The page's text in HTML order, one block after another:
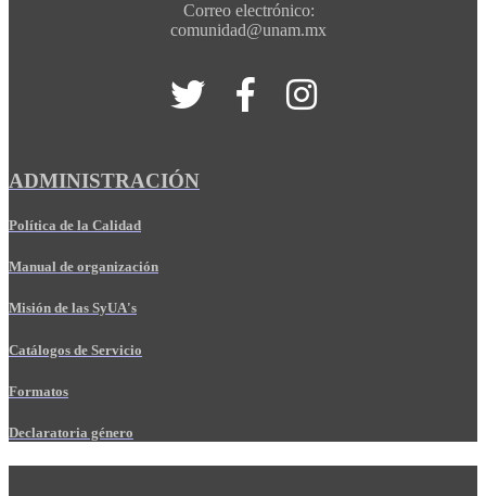
Correo electrónico:
comunidad@unam.mx
ADMINISTRACIÓN
Política de la Calidad
Manual de organización
Misión de las SyUA's
Catálogos de Servicio
Formatos
Declaratoria género